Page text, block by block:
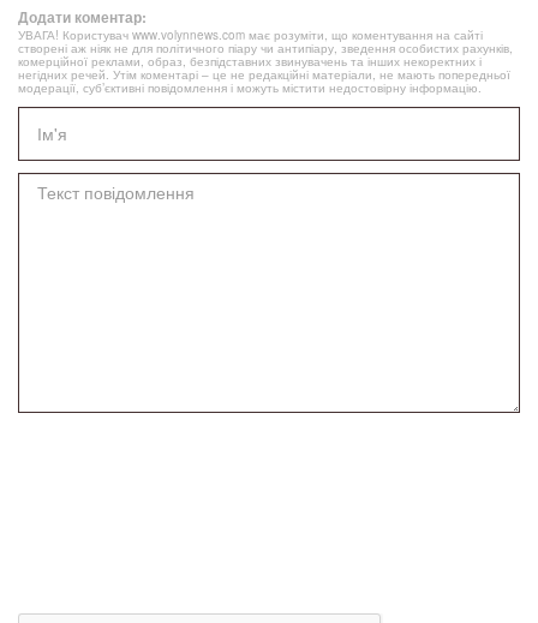
Додати коментар:
УВАГА! Користувач www.volynnews.com має розуміти, що коментування на сайті
створені аж ніяк не для політичного піару чи антипіару, зведення особистих рахунків,
комерційної реклами, образ, безпідставних звинувачень та інших некоректних і
негідних речей. Утім коментарі – це не редакційні матеріали, не мають попередньої
модерації, суб’єктивні повідомлення і можуть містити недостовірну інформацію.